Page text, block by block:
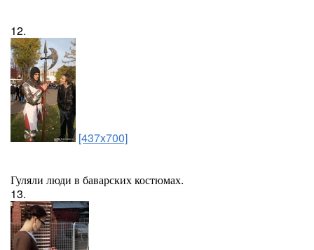
12.
[437x700]
Гуляли люди в баварских костюмах.
13.